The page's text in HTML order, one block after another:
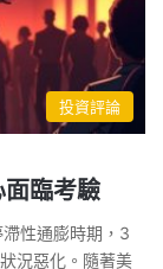
投資評論
臨考驗
性通膨時期，3
況惡化。隨著美